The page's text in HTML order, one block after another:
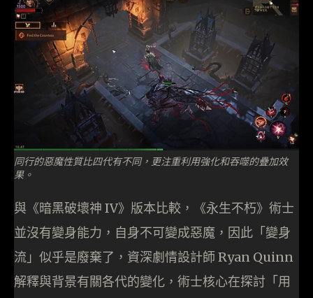
同行的惡魔性質比四代有不同，更注重利用強化和吞噬的疊加效
果。
與《暗黑破壞神 IV》版本比較，《永生不朽》術士
並沒有變身能力，自身不可變成惡魔，因此「變身
流」似乎是廢棄了，資深劇情設計師 Ryan Quinn
解釋與背景有關各代的變化，術士核心在探討「用